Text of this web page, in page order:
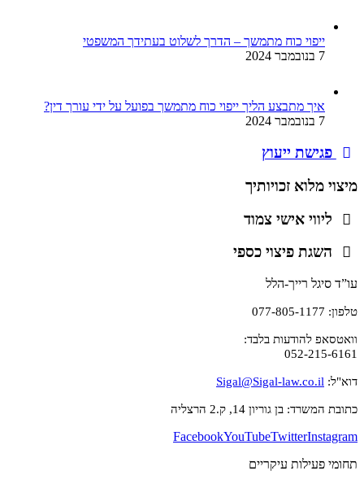
ייפוי כוח מתמשך – הדרך לשלוט בעתידך המשפטי
7 בנובמבר 2024
איך מתבצע הליך ייפוי כוח מתמשך בפועל על ידי עורך דין?
7 בנובמבר 2024
פגישת ייעוץ
מיצוי מלוא זכויותיך
ליווי אישי צמוד
השגת פיצוי כספי
עו”ד סיגל רייך-הלל
טלפון: 077-805-1177
וואטסאפ להודעות בלבד:
052-215-6161
דוא"ל: Sigal@Sigal-law.co.il
כתובת המשרד: בן גוריון 14, ק.2 הרצליה
FacebookYouTubeTwitterInstagram
תחומי פעילות עיקריים